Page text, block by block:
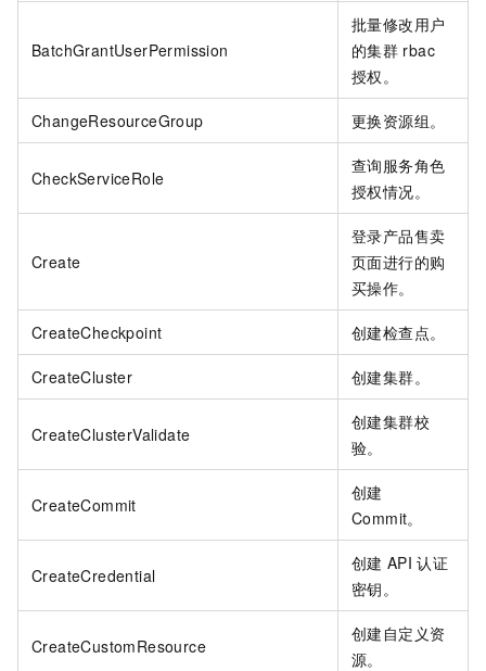
BatchGrantUserPermission
批量修改用户
的集群 rbac
授权。
ChangeResourceGroup 更换资源组。
CheckServiceRole
查询服务角色
授权情况。
Create
登录产品售卖
页面进行的购
买操作。
CreateCheckpoint 创建检查点。
CreateCluster 创建集群。
CreateClusterValidate
创建集群校
验。
CreateCommit
创建
Commit。
CreateCredential
创建 API 认证
密钥。
CreateCustomResource
创建自定义资
源。